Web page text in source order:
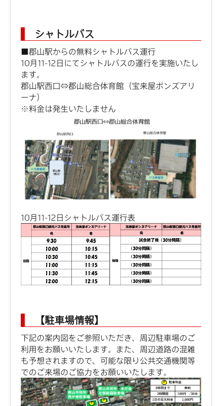
シャトルバス
■郡山駅からの無料シャトルバス運行
10月11-12日にてシャトルバスの運行を実施いたし
ます。
郡山駅西口⇔郡山総合体育館（宝来屋ボンズアリ
ーナ）
※料金は発生いたしません
10月11-12日シャトルバス運行表
【駐車場情報】
下記の案内図をご参照いただき、周辺駐車場のご
利用をお願いいたします。また、周辺道路の混雑
も予想されますので、可能な限り公共交通機関等
でのご来場のご協力をお願いいたします。